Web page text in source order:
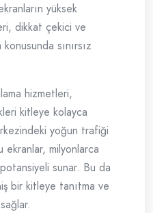
yüksek
dikkat çekici ve
sınırsız
hizmetleri,
kitleye kolayca
yoğun trafiği
milyonlarca
sunar. Bu da
bir kitleye tanıtma ve